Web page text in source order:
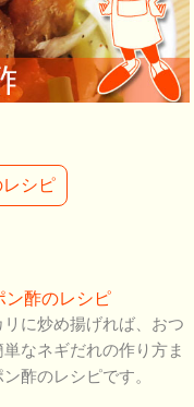
シピ
ン酢のレシピ
に炒め揚げれば、おつ
なネギだれの作り方ま
酢のレシピです。